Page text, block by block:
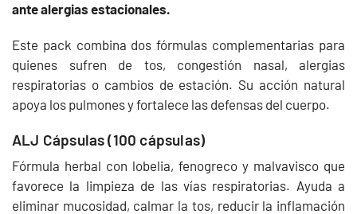
ante alergias estacionales.
Este pack combina dos fórmulas complementarias para
quienes sufren de tos, congestión nasal, alergias
respiratorias o cambios de estación. Su acción natural
apoya los pulmones y fortalece las defensas del cuerpo.
ALJ Cápsulas (100 cápsulas)
Fórmula herbal con lobelia, fenogreco y malvavisco que
favorece la limpieza de las vías respiratorias. Ayuda a
eliminar mucosidad, calmar la tos, reducir la inflamación